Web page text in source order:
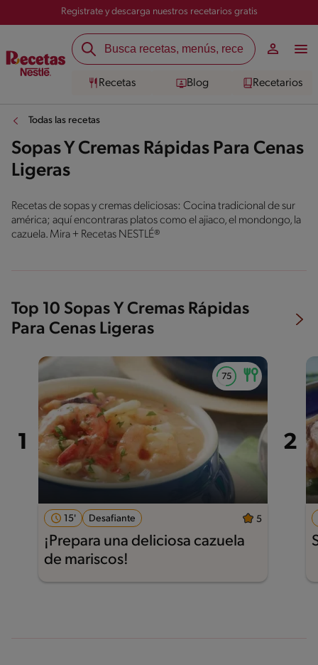
Registrate y descarga nuestros recetarios gratis
Recetas Blog Recetarios
Todas las recetas
Sopas Y Cremas Rápidas Para Cenas
Ligeras
Recetas de sopas y cremas deliciosas: Cocina tradicional de sur
américa; aquí encontraras platos como el ajiaco, el mondongo, la
cazuela. Mira + Recetas NESTLÉ®
Top 10 Sopas Y Cremas Rápidas
Para Cenas Ligeras
15' Desafiante 5
¡Prepara una deliciosa cazuela
de mariscos!